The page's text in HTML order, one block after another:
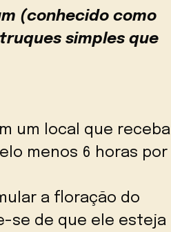
(conhecido como
simples que
um local que receba
menos 6 horas por
a floração do
se de que ele esteja